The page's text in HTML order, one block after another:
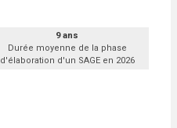
9 ans
Durée moyenne de la phase
d'élaboration d'un SAGE en 2026